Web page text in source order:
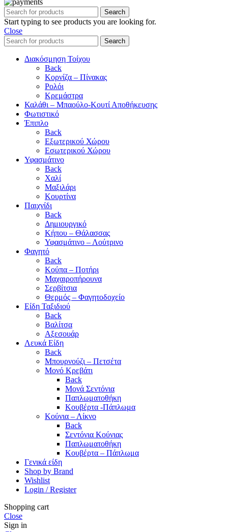
Search
Start typing to see products you are looking for.
Close
Search
Διακόσμηση Τοίχου
Back
Κορνίζα – Πίνακας
Ρολόι
Κρεμάστρα
Καλάθι – Μπαούλο-Κουτί Αποθήκευσης
Φωτιστικό
Έπιπλο
Back
Εξωτερικού Χώρου
Εσωτερικού Χώρου
Υφασμάτινο
Back
Χαλί
Μαξιλάρι
Κουρτίνα
Παιχνίδι
Back
Δημιουργικό
Κήπου – Θάλασσας
Υφασμάτινο – Λούτρινο
Φαγητό
Back
Κούπα – Ποτήρι
Μαχαιροπήρουνα
Σερβίτσια
Θερμός – Φαγητοδοχείο
Είδη Ταξιδιού
Back
Βαλίτσα
Αξεσουάρ
Λευκά Είδη
Back
Μπουρνούζι – Πετσέτα
Μονό Κρεβάτι
Back
Μονά Σεντόνια
Παπλωματοθήκη
Κουβέρτα -Πάπλωμα
Κούνια – Λίκνο
Back
Σεντόνια Κούνιας
Παπλωματοθήκη
Κουβέρτα – Πάπλωμα
Γενικά είδη
Shop by Brand
Wishlist
Login / Register
Shopping cart
Close
Sign in